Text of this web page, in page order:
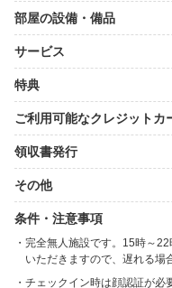
部屋の設備・備品
サービス
特典
ご利用可能なクレジットカ
領収書発行
その他
条件・注意事項
完全無人施設です。15時～
いただきますので、遅れる場
チェックイン時は顔認証が必